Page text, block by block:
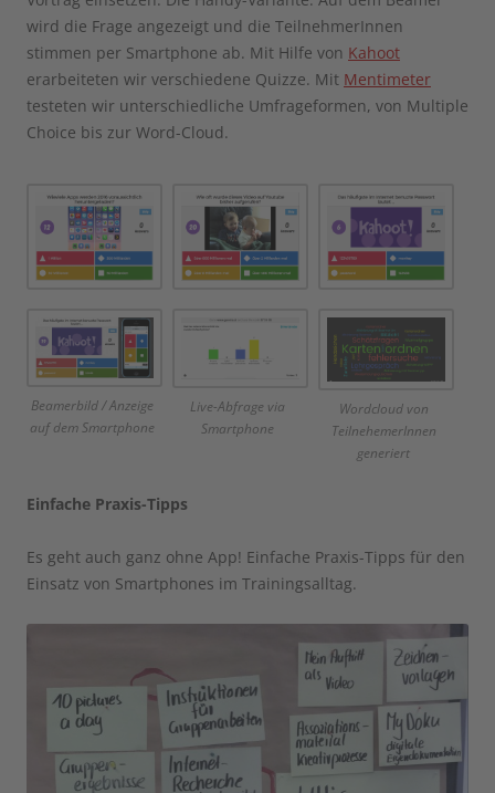
wird die Frage angezeigt und die TeilnehmerInnen
stimmen per Smartphone ab. Mit Hilfe von Kahoot
erarbeiteten wir verschiedene Quizze. Mit Mentimeter
testeten wir unterschiedliche Umfrageformen, von Multiple
Choice bis zur Word-Cloud.
Beamerbild / Anzeige
auf dem Smartphone
Live-Abfrage via
Smartphone
Wordcloud von
TeilnehemerInnen
generiert
Einfache Praxis-Tipps
Es geht auch ganz ohne App! Einfache Praxis-Tipps für den
Einsatz von Smartphones im Trainingsalltag.